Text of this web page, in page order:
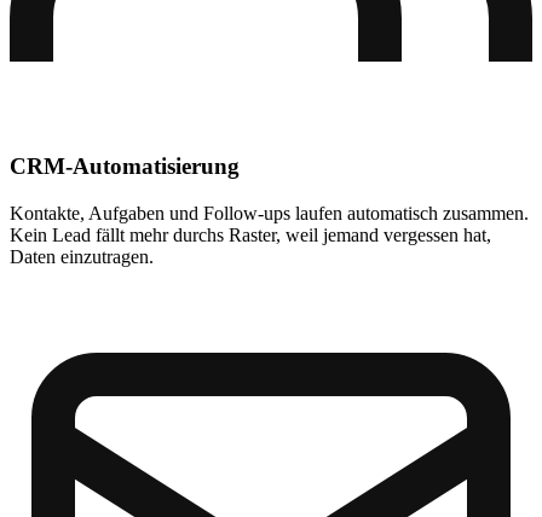
CRM-Automatisierung
Kontakte, Aufgaben und Follow-ups laufen automatisch zusammen.
Kein Lead fällt mehr durchs Raster, weil jemand vergessen hat,
Daten einzutragen.